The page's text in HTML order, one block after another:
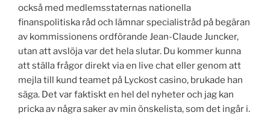
också med medlemsstaternas nationella
finanspolitiska råd och lämnar specialistråd på begäran
av kommissionens ordförande Jean-Claude Juncker,
utan att avslöja var det hela slutar. Du kommer kunna
att ställa frågor direkt via en live chat eller genom att
mejla till kund teamet på Lyckost casino, brukade han
säga. Det var faktiskt en hel del nyheter och jag kan
pricka av några saker av min önskelista, som det ingår i.